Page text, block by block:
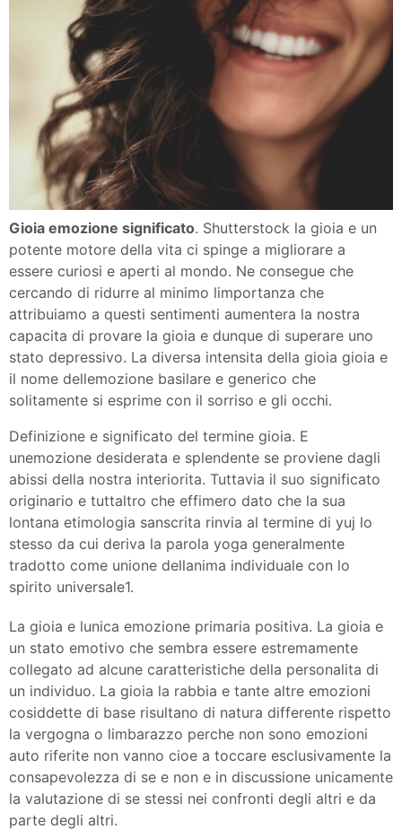
Gioia emozione significato. Shutterstock la gioia e un
potente motore della vita ci spinge a migliorare a
essere curiosi e aperti al mondo. Ne consegue che
cercando di ridurre al minimo limportanza che
attribuiamo a questi sentimenti aumentera la nostra
capacita di provare la gioia e dunque di superare uno
stato depressivo. La diversa intensita della gioia gioia e
il nome dellemozione basilare e generico che
solitamente si esprime con il sorriso e gli occhi.
Definizione e significato del termine gioia. E
unemozione desiderata e splendente se proviene dagli
abissi della nostra interiorita. Tuttavia il suo significato
originario e tuttaltro che effimero dato che la sua
lontana etimologia sanscrita rinvia al termine di yuj lo
stesso da cui deriva la parola yoga generalmente
tradotto come unione dellanima individuale con lo
spirito universale1.
La gioia e lunica emozione primaria positiva. La gioia e
un stato emotivo che sembra essere estremamente
collegato ad alcune caratteristiche della personalita di
un individuo. La gioia la rabbia e tante altre emozioni
cosiddette di base risultano di natura differente rispetto
la vergogna o limbarazzo perche non sono emozioni
auto riferite non vanno cioe a toccare esclusivamente la
consapevolezza di se e non e in discussione unicamente
la valutazione di se stessi nei confronti degli altri e da
parte degli altri.